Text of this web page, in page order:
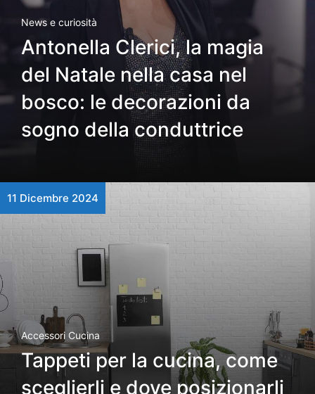
News e curiosità
Antonella Clerici, la magia
del Natale nella casa nel
bosco: le decorazioni da
sogno della conduttrice
11 Dicembre 2024
Accessori Cucina
Tappeti per la cucina, come
sceglierli e dove posizionarli